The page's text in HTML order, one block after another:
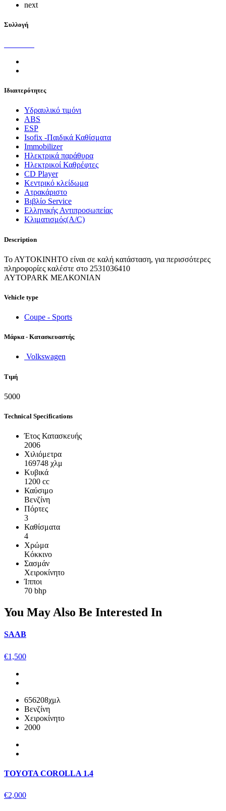
next
Συλλογή
Ιδιαιτερότητες
Υδραυλικό τιμόνι
ABS
ESP
Isofix -Παιδικά Καθίσματα
Immobilizer
Ηλεκτρικά παράθυρα
Ηλεκτρικοί Καθρέφτες
CD Player
Κεντρικό κλείδωμα
Ατρακάριστο
Βιβλίο Service
Ελληνικής Αντιπροσωπείας
Κλιματισμός(A/C)
Description
Το ΑΥΤΟΚΙΝΗΤΟ είναι σε καλή κατάσταση, για περισσότερες
πληροφορίες καλέστε στο 2531036410
AYTOPARK ΜΕΛΚΟΝΙΑΝ
Vehicle type
Coupe - Sports
Μάρκα - Κατασκευαστής
Volkswagen
Τιμή
5000
Technical Specifications
Έτος Κατασκευής
2006
Χιλιόμετρα
169748 χλμ
Κυβικά
1200 cc
Καύσιμο
Βενζίνη
Πόρτες
3
Καθίσματα
4
Χρώμα
Κόκκινο
Σασμάν
Χειροκίνητο
Ίπποι
70 bhp
You May Also Be Interested In
SAAB
€1,500
656208χμλ
Βενζίνη
Χειροκίνητο
2000
TOYOTA COROLLA 1.4
€2,000